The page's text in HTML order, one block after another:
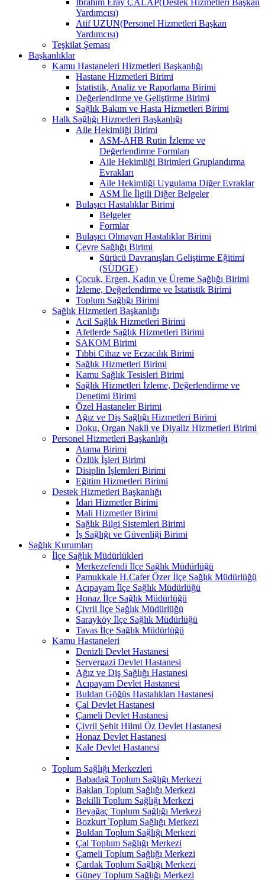
Yardımcısı)
Atif UZUN(Personel Hizmetleri Başkan
Yardımcısı)
Teşkilat Şeması
Başkanlıklar
Kamu Hastaneleri Hizmetleri Başkanlığı
Hastane Hizmetleri Birimi
İstatistik, Analiz ve Raporlama Birimi
Değerlendirme ve Geliştirme Birimi
Sağlık Bakım ve Hasta Hizmetleri Birimi
Halk Sağlığı Hizmetleri Başkanlığı
Aile Hekimliği Birimi
ASM-AHB Rutin İzleme ve
Değerlendirme Formları
Aile Hekimliği Birimleri Gruplandırma
Evrakları
Aile Hekimliği Uygulama Diğer Evraklar
ASM İle İlgili Diğer Belgeler
Bulaşıcı Hastalıklar Birimi
Belgeler
Formlar
Bulaşıcı Olmayan Hastalıklar Birimi
Çevre Sağlığı Birimi
Sürücü Davranışları Geliştirme Eğitimi
(SÜDGE)
Çocuk, Ergen, Kadın ve Üreme Sağlığı Birimi
İzleme, Değerlendirme ve İstatistik Birimi
Toplum Sağlığı Birimi
Sağlık Hizmetleri Başkanlığı
Acil Sağlık Hizmetleri Birimi
Afetlerde Sağlık Hizmetleri Birimi
SAKOM Birimi
Tıbbi Cihaz ve Eczacılık Birimi
Sağlık Hizmetleri Birimi
Kamu Sağlık Tesisleri Birimi
Sağlık Hizmetleri İzleme, Değerlendirme ve
Denetimi Birimi
Özel Hastaneler Birimi
Ağız ve Diş Sağlığı Hizmetleri Birimi
Doku, Organ Nakli ve Diyaliz Hizmetleri Birimi
Personel Hizmetleri Başkanlığı
Atama Birimi
Özlük İşleri Birimi
Disiplin İşlemleri Birimi
Eğitim Hizmetleri Birimi
Destek Hizmetleri Başkanlığı
İdari Hizmetler Birimi
Mali Hizmetler Birimi
Sağlık Bilgi Sistemleri Birimi
İş Sağlığı ve Güvenliği Birimi
Sağlık Kurumları
İlçe Sağlık Müdürlükleri
Merkezefendi İlçe Sağlık Müdürlüğü
Pamukkale H.Cafer Özer İlçe Sağlık Müdürlüğü
Acıpayam İlçe Sağlık Müdürlüğü
Honaz İlçe Sağlık Müdürlüğü
Çivril İlçe Sağlık Müdürlüğü
Sarayköy İlçe Sağlık Müdürlüğü
Tavas İlçe Sağlık Müdürlüğü
Kamu Hastaneleri
Denizli Devlet Hastanesi
Servergazi Devlet Hastanesi
Ağız ve Diş Sağlığı Hastanesi
Acıpayam Devlet Hastanesi
Buldan Göğüs Hastalıkları Hastanesi
Çal Devlet Hastanesi
Çameli Devlet Hastanesi
Çivril Şehit Hilmi Öz Devlet Hastanesi
Honaz Devlet Hastanesi
Kale Devlet Hastanesi
Toplum Sağlığı Merkezleri
Babadağ Toplum Sağlığı Merkezi
Baklan Toplum Sağlığı Merkezi
Bekilli Toplum Sağlığı Merkezi
Beyağaç Toplum Sağlığı Merkezi
Bozkurt Toplum Sağlığı Merkezi
Buldan Toplum Sağlığı Merkezi
Çal Toplum Sağlığı Merkezi
Çameli Toplum Sağlığı Merkezi
Çardak Toplum Sağlığı Merkezi
Güney Toplum Sağlığı Merkezi